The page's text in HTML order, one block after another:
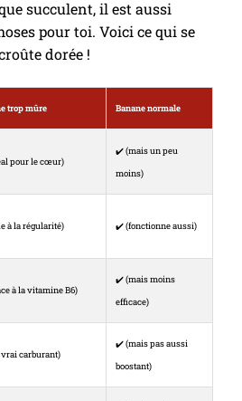
succulent, il est aussi
pour toi. Voici ce qui se
dorée !
trop mûre Banane normale
pour le cœur)
✔️ (mais un peu
moins)
à la régularité) ✔️ (fonctionne aussi)
à la vitamine B6)
✔️ (mais moins
efficace)
carburant)
✔️ (mais pas aussi
boostant)